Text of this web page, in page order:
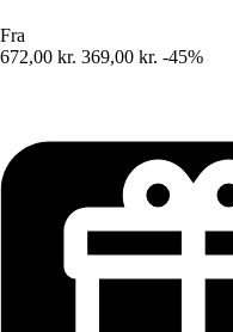
Fra
672,00 kr. 369,00 kr. -45%